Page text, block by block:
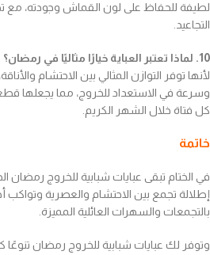
لطيفة للحفاظ على لون القماش وجودته، مع
التجاعيد.
10. لماذا تعتبر العباية خيارًا مثاليًا في رمضان؟
لأنها توفر التوازن المثالي بين الاحتشام
وسرعة في الاستعداد للخروج، مما يجعلها
كل فتاة خلال الشهر الكريم.
خاتمة
في الختام تبقى عبايات شبابية للخروج رمضان
إطلالة تجمع بين الاحتشام والعصرية وتواكب
بالتجمعات والسهرات العائلية المميزة.
وتوفر لك عبايات شبابية للخروج رمضان تنوعًا